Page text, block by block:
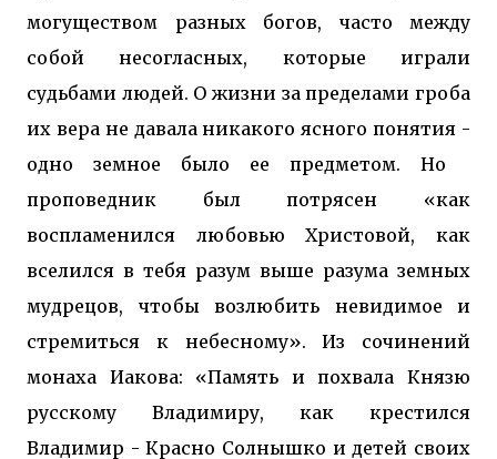
могуществом разных богов, часто между
собой несогласных, которые играли
судьбами людей. О жизни за пределами гроба
их вера не давала никакого ясного понятия -
одно земное было ее предметом. Но
проповедник был потрясен «как
воспламенился любовью Христовой, как
вселился в тебя разум выше разума земных
мудрецов, чтобы возлюбить невидимое и
стремиться к небесному». Из сочинений
монаха Иакова: «Память и похвала Князю
русскому Владимиру, как крестился
Владимир - Красно Солнышко и детей своих